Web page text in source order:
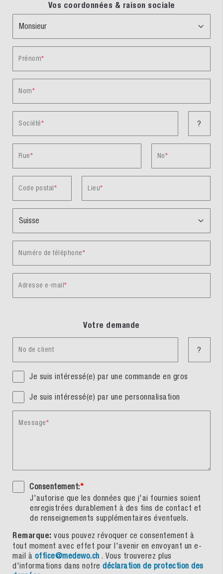
Vos coordonnées & raison sociale
Prénom
Nom
Société ?
Rue No
Code postal Lieu
Numéro de téléphone
Adresse e-mail
Votre demande
No de client ?
Je suis intéressé(e) par une commande en gros
Je suis intéressé(e) par une personnalisation
Message
Consentement:*
J'autorise que les données que j'ai fournies soient
enregistrées durablement à des fins de contact et
de renseignements supplémentaires éventuels.
Remarque: vous pouvez révoquer ce consentement à
tout moment avec effet pour l'avenir en envoyant un e-
mail à office@medewo.ch . Vous trouverez plus
d'informations dans notre déclaration de protection des